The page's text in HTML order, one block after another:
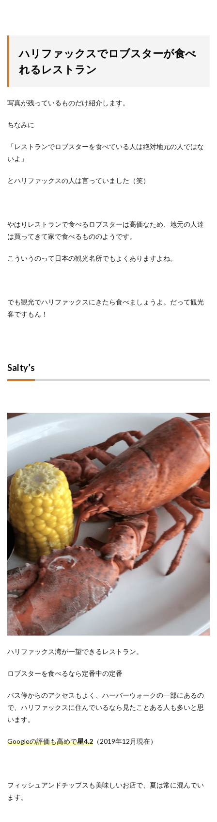
ハリファックスでロブスターが食べ
れるレストラン
写真が残っているものだけ紹介します。
ちなみに
「レストランでロブスターを食べている人は絶対地元の人ではな
いよ」
とハリファックスの人は言っていました（笑）
やはりレストランで食べるロブスターは高価なため、地元の人達
は買ってきて家で食べるもののようです。
こういうのって日本の観光名所でもよくありますよね。
でも観光でハリファックスにきたら食べましょうよ。だって観光
客ですもん！
Salty’s
ハリファックス湾が一望できるレストラン。
ロブスターを食べるなら定番中の定番
バス停からのアクセスもよく、ハーバーウォークの一部にあるの
で、ハリファックスに住んでいるなら見たことある人も多いと思
います。
Googleの評価も高めで星4.2 （2019年12月現在）
フィッシュアンドチップスも美味しいお店で、夏は常に混んでい
ます。